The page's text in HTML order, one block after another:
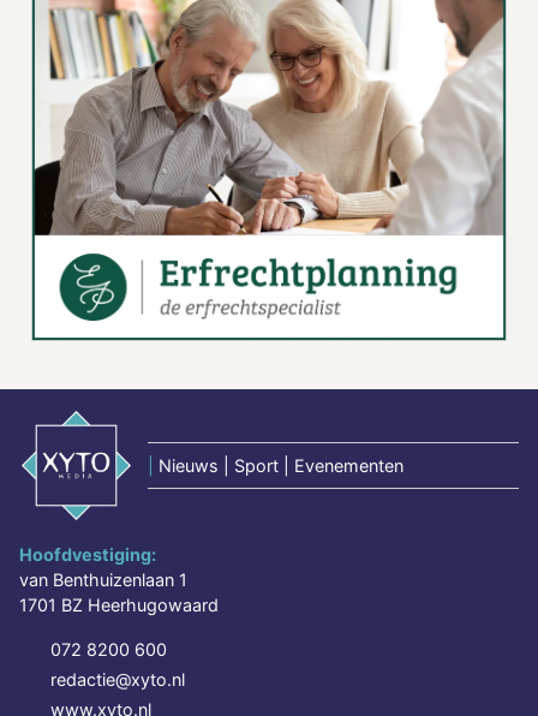
Nieuws | Sport | Evenementen
Hoofdvestiging:
van Benthuizenlaan 1
1701 BZ Heerhugowaard
072 8200 600
redactie@xyto.nl
www.xyto.nl